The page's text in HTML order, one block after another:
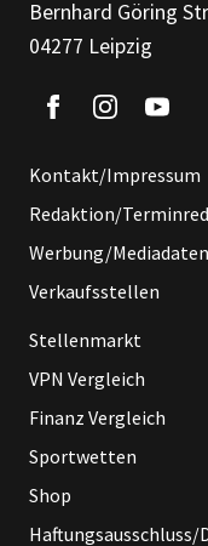
Bernhard Göring
04277 Leipzig
Kontakt/Impressum
Redaktion/
Werbung/Mediadaten
Verkaufsstellen
Stellenmarkt
VPN Vergleich
Finanz Vergleich
Sportwetten
Shop
Haftungsausschluss/